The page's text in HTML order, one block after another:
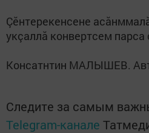
Çӗнтерекенсене
укçаллă конвертсем
Консатнтин МАЛЫШЕВ.
Следите за самым
Telegram-канале